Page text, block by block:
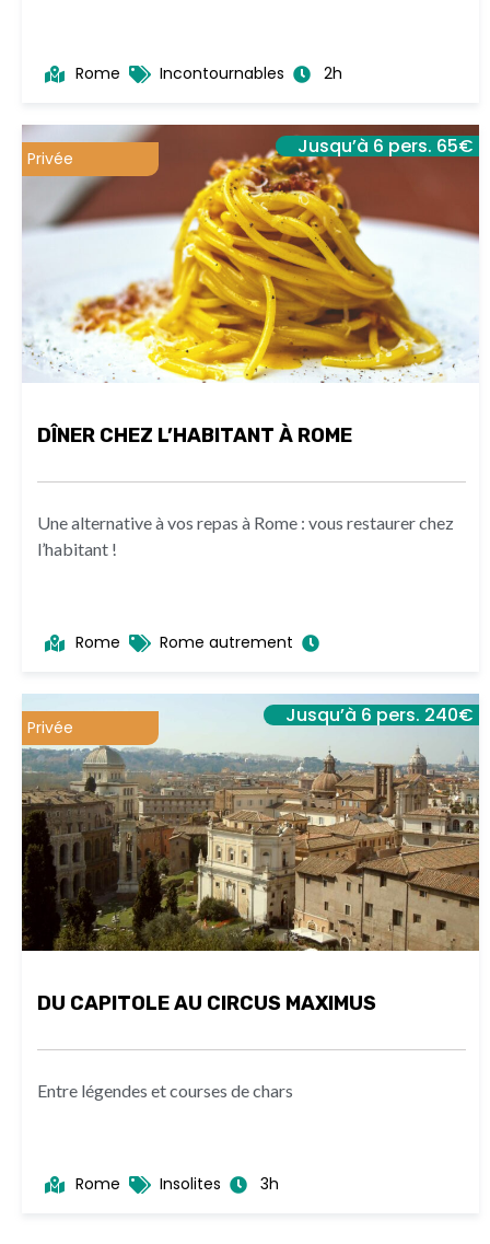
Rome Incontournables 2h
Jusqu’à 6 pers. 65€
Privée
DÎNER CHEZ L’HABITANT À ROME
Une alternative à vos repas à Rome : vous restaurer chez
l’habitant !
Rome Rome autrement
Jusqu’à 6 pers. 240€
Privée
DU CAPITOLE AU CIRCUS MAXIMUS
Entre légendes et courses de chars
Rome Insolites 3h